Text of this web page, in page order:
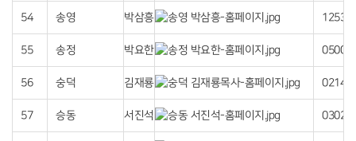
54 송영 박삼흥 12535
55 송정 박요한 05004
56 숭덕 김재룡 02140
57 승동 서진석 03027